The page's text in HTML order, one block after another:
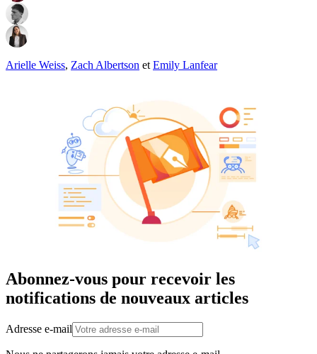
Arielle Weiss, Zach Albertson et Emily Lanfear
Abonnez-vous pour recevoir les
notifications de nouveaux articles
Adresse e-mail